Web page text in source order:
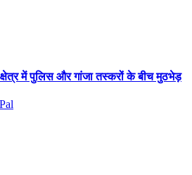
में पुलिस और गांजा तस्करों के बीच मुठभेड़